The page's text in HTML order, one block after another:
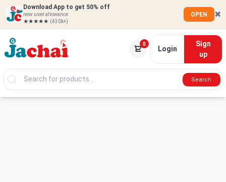
Download App to get 50% off
new user allowance
★★★★★ (430k+)
OPEN ✖
0
Login
Sign
up
Search